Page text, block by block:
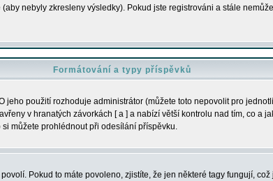
nebyly zkresleny výsledky). Pokud jste registrováni a stále
Formátování a typy příspěvků
jeho použití rozhoduje administrátor (můžete toto nepovolit pro
v hranatých závorkách [ a ] a nabízí větší kontrolu nad tím, co a
můžete prohlédnout při odesílání příspěvku.
Pokud to máte povoleno, zjistíte, že jen některé tagy fungují, což